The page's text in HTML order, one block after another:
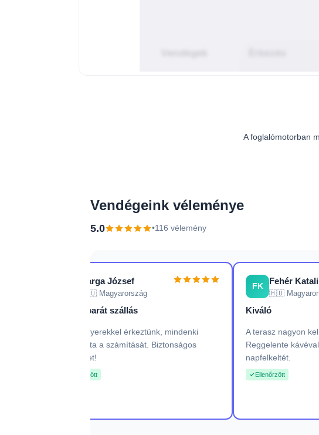
A foglalómotorban
Vendégeink véleménye
5.0 •116 vélemény
Varga József
🇭🇺 Magyarország
Családbarát szállás
Három gyerekkel érkeztünk, mindenki
megtalálta a számítását. Biztonságos
környezet!
Ellenőrzött
FK
Fehér
🇭🇺
Kiváló
A terasz nagyon
Reggelente
napfelkeltét.
Ellenőrzött